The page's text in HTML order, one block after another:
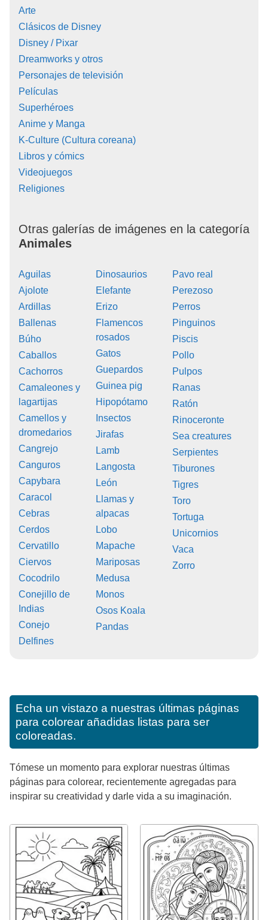
Arte
Clásicos de Disney
Disney / Pixar
Dreamworks y otros
Personajes de televisión
Películas
Superhéroes
Anime y Manga
K-Culture (Cultura coreana)
Libros y cómics
Videojuegos
Religiones
Otras galerías de imágenes en la categoría
Animales
Aguilas
Ajolote
Ardillas
Ballenas
Búho
Caballos
Cachorros
Camaleones y
lagartijas
Camellos y
dromedarios
Cangrejo
Canguros
Capybara
Caracol
Cebras
Cerdos
Cervatillo
Ciervos
Cocodrilo
Conejillo de
Indias
Conejo
Delfines
Dinosaurios
Elefante
Erizo
Flamencos
rosados
Gatos
Guepardos
Guinea pig
Hipopótamo
Insectos
Jirafas
Lamb
Langosta
León
Llamas y
alpacas
Lobo
Mapache
Mariposas
Medusa
Monos
Osos Koala
Pandas
Pavo real
Perezoso
Perros
Pinguinos
Piscis
Pollo
Pulpos
Ranas
Ratón
Rinoceronte
Sea creatures
Serpientes
Tiburones
Tigres
Toro
Tortuga
Unicornios
Vaca
Zorro
Echa un vistazo a nuestras últimas páginas
para colorear añadidas listas para ser
coloreadas.
Tómese un momento para explorar nuestras últimas
páginas para colorear, recientemente agregadas para
inspirar su creatividad y darle vida a su imaginación.